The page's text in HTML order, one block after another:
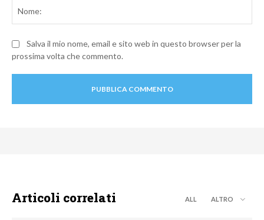
Salva il mio nome, email e sito web in questo browser per la
prossima volta che commento.
Articoli correlati ALL ALTRO